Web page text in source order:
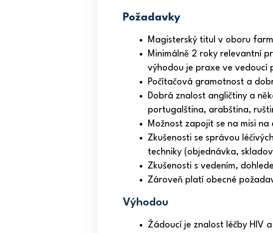
Požadavky
Magisterský titul v oboru
Minimálně 2 roky relevantní
výhodou je praxe ve vedoucí
Počítačová gramotnost a
Dobrá znalost angličtiny a
portugalština, arabština,
Možnost zapojit se na misi na
Zkušenosti se správou
techniky (objednávka,
Zkušenosti s vedením,
Zároveň platí obecné
Výhodou
Žádoucí je znalost léčby HIV a